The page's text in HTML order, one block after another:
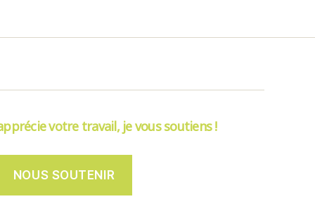
votre travail, je vous soutiens !
NOUS SOUTENIR